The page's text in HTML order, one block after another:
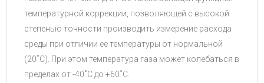
температурной коррекции, позволяющей с высокой
степенью точности производить измерение расхода
среды при отличии ее температуры от нормальной
(20˚C). При этом температура газа может колебаться в
пределах от -40˚C до +60˚C.